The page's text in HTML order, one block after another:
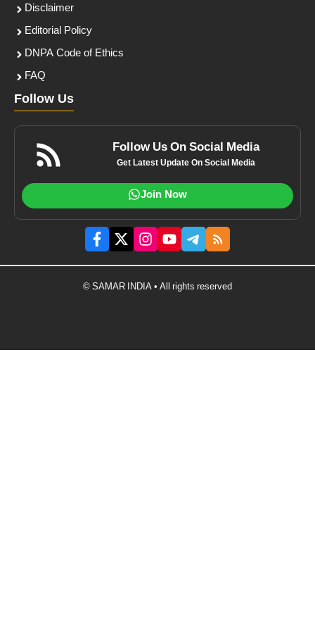
Disclaimer
Editorial Policy
DNPA Code of Ethics
FAQ
Follow Us
Follow Us On Social Media
Get Latest Update On Social Media
Join Now
© SAMAR INDIA • All rights reserved